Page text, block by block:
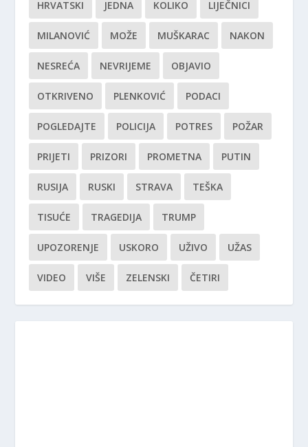
HRVATSKI JEDNA KOLIKO LIJEČNICI
MILANOVIĆ MOŽE MUŠKARAC NAKON
NESREĆA NEVRIJEME OBJAVIO
OTKRIVENO PLENKOVIĆ PODACI
POGLEDAJTE POLICIJA POTRES POŽAR
PRIJETI PRIZORI PROMETNA PUTIN
RUSIJA RUSKI STRAVA TEŠKA
TISUĆE TRAGEDIJA TRUMP
UPOZORENJE USKORO UŽIVO UŽAS
VIDEO VIŠE ZELENSKI ČETIRI